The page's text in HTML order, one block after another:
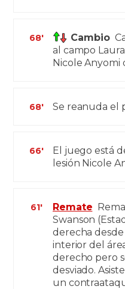
68' Cambio
al campo
Nicole Anyomi
68' Se reanuda el
66'
El juego está
lesión Nicole
61' Remate
Swanson
derecha
interior del
derecho pero
desviado.
un